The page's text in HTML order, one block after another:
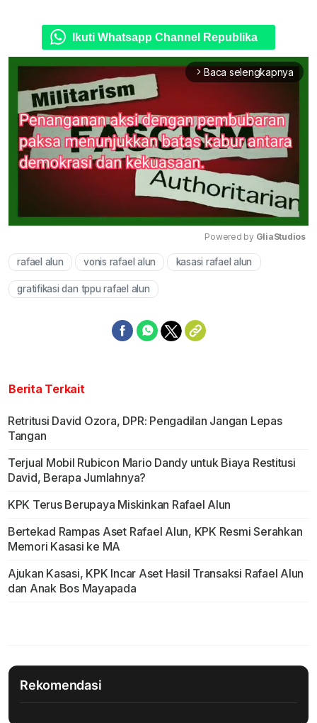
Ikuti Whatsapp Channel Republika
arrow_forward_ios Baca selengkapnya
Mute
Powered by GliaStudios
rafael alun vonis rafael alun kasasi rafael alun
gratifikasi dan tppu rafael alun
Berita Terkait
Retritusi David Ozora, DPR: Pengadilan Jangan Lepas
Tangan
Terjual Mobil Rubicon Mario Dandy untuk Biaya Restitusi
David, Berapa Jumlahnya?
KPK Terus Berupaya Miskinkan Rafael Alun
Bertekad Rampas Aset Rafael Alun, KPK Resmi Serahkan
Memori Kasasi ke MA
Ajukan Kasasi, KPK Incar Aset Hasil Transaksi Rafael Alun
dan Anak Bos Mayapada
Rekomendasi